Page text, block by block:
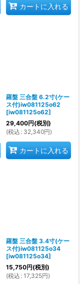
カートに入れる
羅盤 三合盤 6.2寸(ケー
ス付)iw081125o62
[iw081125o62]
29,400円(税別)
(税込 : 32,340円)
カートに入れる
羅盤 三合盤 3.4寸(ケー
ス付)iw081125o34
[iw081125o34]
15,750円(税別)
(税込 : 17,325円)